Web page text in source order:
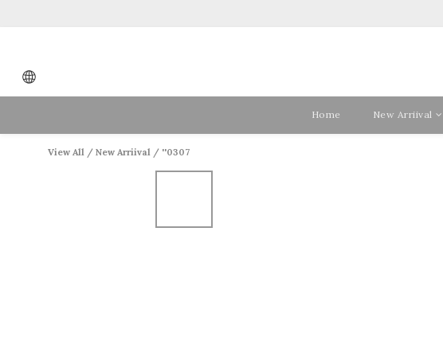
Home New Arriival
View All / New Arriival / ''0307